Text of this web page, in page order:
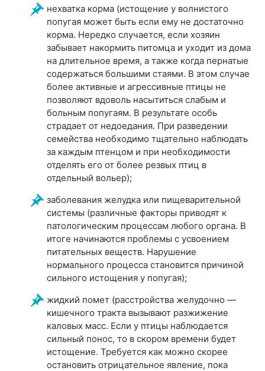
нехватка корма (истощение у волнистого
попугая может быть если ему не достаточно
корма. Нередко случается, если хозяин
забывает накормить питомца и уходит из дома
на длительное время, а также когда пернатые
содержаться большими стаями. В этом случае
более активные и агрессивные птицы не
позволяют вдоволь насытиться слабым и
больным попугаям. В результате особь
страдает от недоедания. При разведении
семейства необходимо тщательно наблюдать
за каждым птенцом и при необходимости
отделять его от более резвых птиц в
отдельный вольер);
заболевания желудка или пищеварительной
системы (различные факторы приводят к
патологическим процессам любого органа. В
итоге начинаются проблемы с усвоением
питательных веществ. Нарушение
нормального процесса становится причиной
сильного истощения у попугая);
жидкий помет (расстройства желудочно —
кишечного тракта вызывают разжижение
каловых масс. Если у птицы наблюдается
сильный понос, то в скором времени будет
истощение. Требуется как можно скорее
остановить отрицательное явление, пока